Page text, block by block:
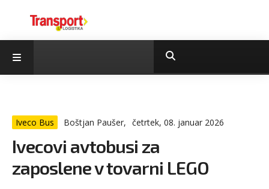
Iveco Bus Boštjan Paušer, četrtek, 08. januar 2026
Ivecovi avtobusi za
zaposlene v tovarni LEGO